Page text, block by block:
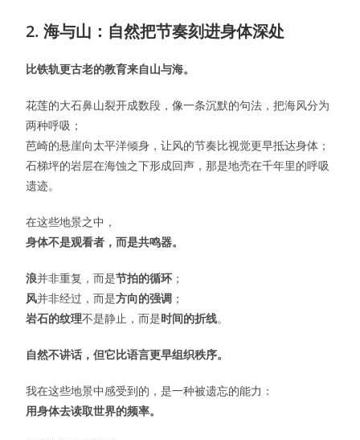
2. 海与山：自然把节奏刻进身体深处
比铁轨更古老的教育来自山与海。
花莲的大石鼻山裂开成数段，像一条沉默的句法，把海风分为
两种呼吸；
芭崎的悬崖向太平洋倾身，让风的节奏比视觉更早抵达身体；
石梯坪的岩层在海蚀之下形成回声，那是地壳在千年里的呼吸
遗迹。
在这些地景之中，
身体不是观看者，而是共鸣器。
浪并非重复，而是节拍的循环 ；
风并非经过，而是方向的强调 ；
岩石的纹理不是静止，而是时间的折线。
自然不讲话，但它比语言更早组织秩序。
我在这些地景中感受到的，是一种被遗忘的能力：
用身体去读取世界的频率。